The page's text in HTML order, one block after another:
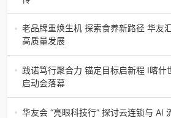
金融知识万里行走进惠山古镇 邮储银
传6月10日，邮储银行无锡分行积极参
2026年无锡市银行业
老品牌重焕生机 探索食养新路径 华友
高质量发展
2026 年 6 月 11 日下午，华友汇组织
表走进存德春食养（杭州）健康科技
访与行业交流研讨活动。
践诺笃行聚合力 锚定目标启新程 I喀什
启动会落幕
新疆讯【陈会林报道】为系统复盘月
问题短板、明确下一阶段发展任务，进
华友会 “亮眼科技行” 探讨云连锁与 AI